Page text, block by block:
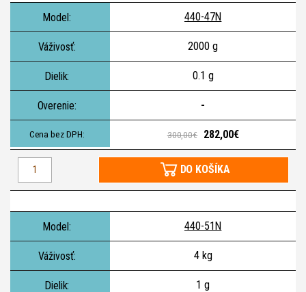
440-47N
2000 g
0.1 g
-
300,00€ 282,00€
DO KOŠÍKA
440-51N
4 kg
1 g